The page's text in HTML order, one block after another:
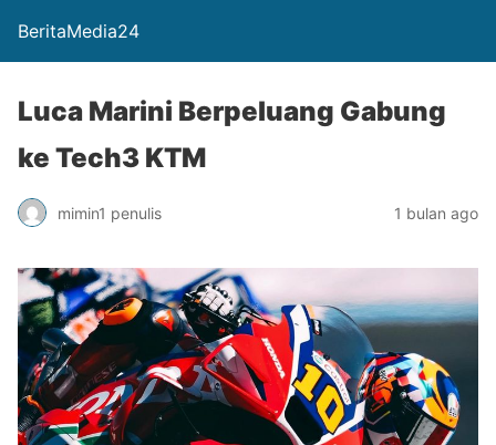
BeritaMedia24
Luca Marini Berpeluang Gabung
ke Tech3 KTM
mimin1 penulis 1 bulan ago